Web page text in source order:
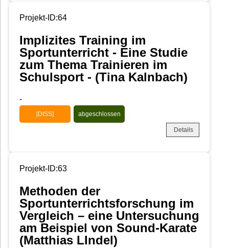
Projekt-ID:64
Implizites Training im
Sportunterricht - Eine Studie
zum Thema Trainieren im
Schulsport - (Tina Kalnbach)
-
[DISS] abgeschlossen
Details
Projekt-ID:63
Methoden der
Sportunterrichtsforschung im
Vergleich – eine Untersuchung
am Beispiel von Sound-Karate
(Matthias LIndel)